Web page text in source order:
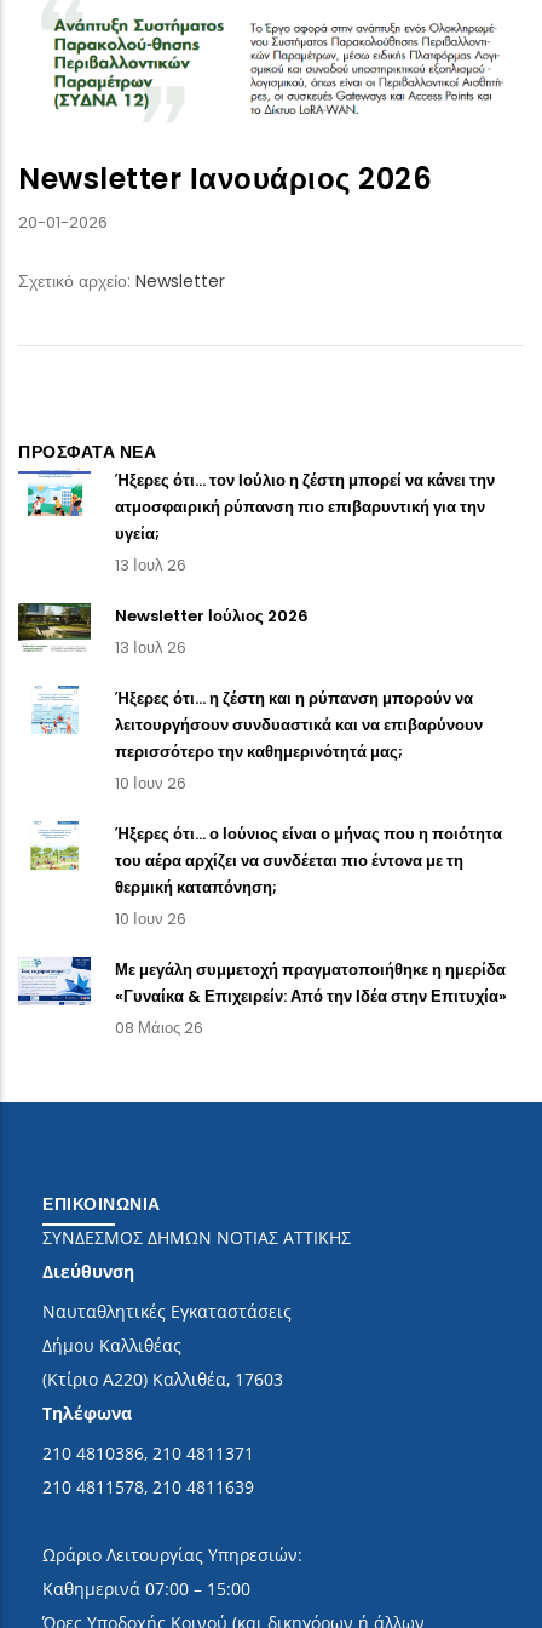
Newsletter Ιανουάριος 2026
20-01-2026
Σχετικό αρχείο: Newsletter
ΠΡΟΣΦΑΤΑ ΝΕΑ
Ήξερες ότι… τον Ιούλιο η ζέστη μπορεί να κάνει την
ατμοσφαιρική ρύπανση πιο επιβαρυντική για την
υγεία;
13 Ιουλ 26
Newsletter Ιούλιος 2026
13 Ιουλ 26
Ήξερες ότι… η ζέστη και η ρύπανση μπορούν να
λειτουργήσουν συνδυαστικά και να επιβαρύνουν
περισσότερο την καθημερινότητά μας;
10 Ιουν 26
Ήξερες ότι… ο Ιούνιος είναι ο μήνας που η ποιότητα
του αέρα αρχίζει να συνδέεται πιο έντονα με τη
θερμική καταπόνηση;
10 Ιουν 26
Με μεγάλη συμμετοχή πραγματοποιήθηκε η ημερίδα
«Γυναίκα & Επιχειρείν: Από την Ιδέα στην Επιτυχία»
08 Μάιος 26
ΕΠΙΚΟΙΝΩΝΙΑ
ΣΥΝΔΕΣΜΟΣ ΔΗΜΩΝ ΝΟΤΙΑΣ ΑΤΤΙΚΗΣ
Διεύθυνση
Ναυταθλητικές Εγκαταστάσεις
Δήμου Καλλιθέας
(Κτίριο Α220) Καλλιθέα, 17603
Τηλέφωνα
210 4810386, 210 4811371
210 4811578, 210 4811639
Ωράριο Λειτουργίας Υπηρεσιών:
Καθημερινά 07:00 – 15:00
Ώρες Υποδοχής Κοινού (και δικηγόρων ή άλλων